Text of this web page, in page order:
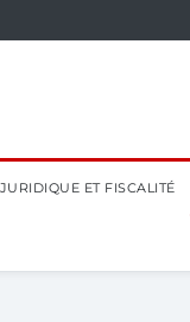
JURIDIQUE ET FISCALITÉ